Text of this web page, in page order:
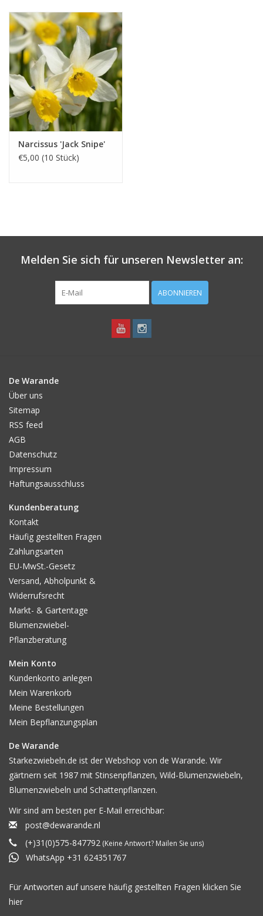
Narcissus 'Jack Snipe'
€5,00 (10 Stück)
Melden Sie sich für unseren Newsletter an:
ABONNIEREN
De Warande
Über uns
Sitemap
RSS feed
AGB
Datenschutz
Impressum
Haftungsausschluss
Kundenberatung
Kontakt
Häufig gestellten Fragen
Zahlungsarten
EU-MwSt.-Gesetz
Versand, Abholpunkt &
Widerrufsrecht
Markt- & Gartentage
Blumenzwiebel-
Pflanzberatung
Mein Konto
Kundenkonto anlegen
Mein Warenkorb
Meine Bestellungen
Mein Bepflanzungsplan
De Warande
Starkezwiebeln.de ist der Webshop von de Warande. Wir
gärtnern seit 1987 mit Stinsenpflanzen, Wild-Blumenzwiebeln,
Blumenzwiebeln und Schattenpflanzen.
Wir sind am besten per E-Mail erreichbar:
post@dewarande.nl
(+)31(0)575-847792 (Keine Antwort? Mailen Sie uns)
WhatsApp +31 624351767
Für Antworten auf unsere häufig gestellten Fragen klicken Sie
hier